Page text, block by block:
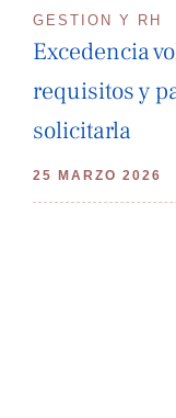
GESTION Y RH
Excedencia
requisitos y
solicitarla
25 MARZO 2026